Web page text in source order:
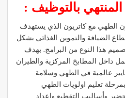
المنتهي بالتوظيف :
الطهي مع كاتريون الذي يستهدف
الضيافة والتموين الغذائي بشكل
هذا النوع من البرامج. بهدف
داخل المطابخ المركزية والطيران
عالمية في الطهي وسلامة
تعليم اولويات الطهي
وأساليب التقطيع وإعداد